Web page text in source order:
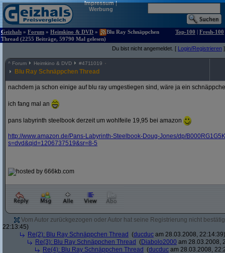
Impressum|
Werbung
Geizhals » Forum » Heimkino & DVD »
Blu Ray Schnäppchen
Thread (2255 Beiträge, 59790 Mal gelesen)
Top-100 | Fresh-100
Du bist nicht angemeldet. [ Login/Registrieren ]
^ Forum Heimkino & DVD #4711019
Blu Ray Schnäppchen Thread
nachdem ja schon einige auf blu ray umgestiegen sind, wäre ja ein
ich fang mal an
pans labyrinth steelbook derzeit um wohlfeile 19,95 bei amazon
http://www.amazon.de/Pans-Labyrinth-Steelbook-Doug-Jones/dp/
s=dvd&qid=1206737519&sr=8-5
Vom Autor zurückgezogen oder Autor hat seine Registrierung nicht
22:13:45)
Re(2): Blu Ray Schnäppchen Thread (ducduc am 28.03.2008, 22:14:39)
Re(3): Blu Ray Schnäppchen Thread (Diabolo2000 am 28.03.2008,
Re(4): Blu Ray Schnäppchen Thread (ducduc am 28.03.2008,